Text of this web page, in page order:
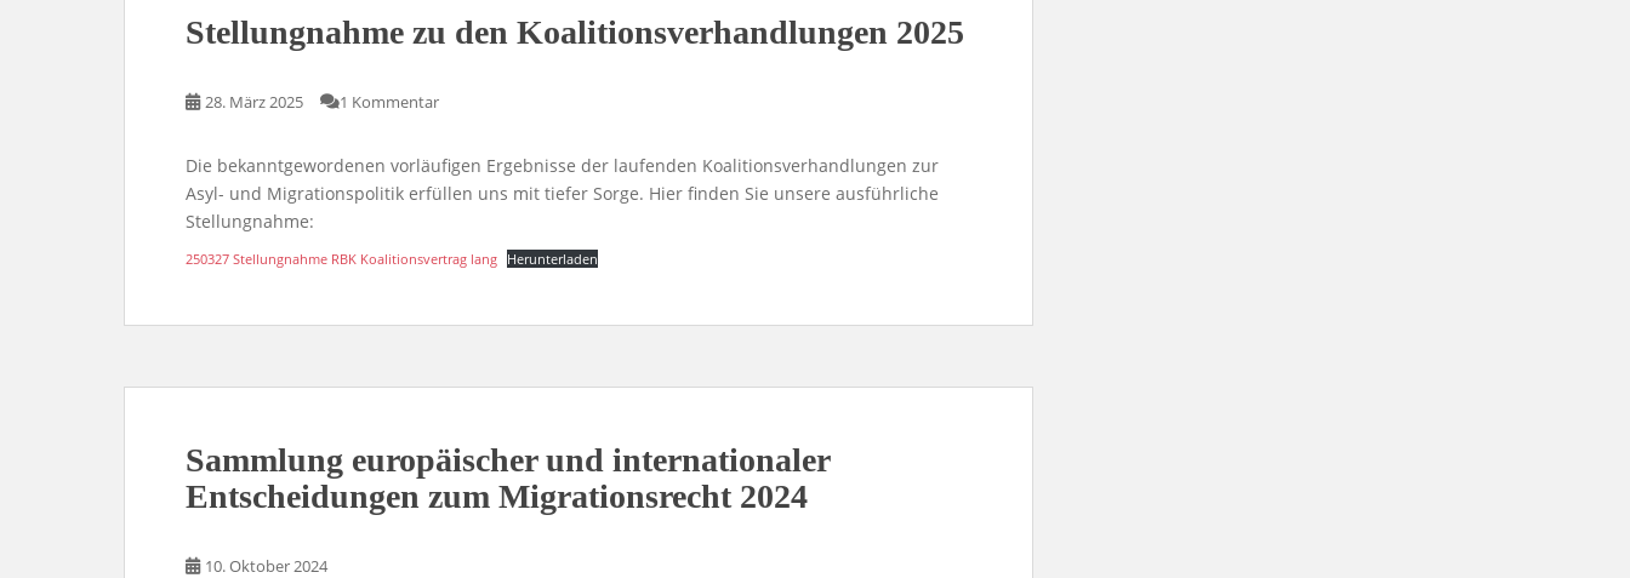
Stellungnahme zu den Koalitionsverhandlungen 2025
28. März 2025 1 Kommentar
Die bekanntgewordenen vorläufigen Ergebnisse der laufenden Koalitionsverhandlungen zur
Asyl- und Migrationspolitik erfüllen uns mit tiefer Sorge. Hier finden Sie unsere ausführliche
Stellungnahme:
250327 Stellungnahme RBK Koalitionsvertrag lang Herunterladen
Sammlung europäischer und internationaler
Entscheidungen zum Migrationsrecht 2024
10. Oktober 2024